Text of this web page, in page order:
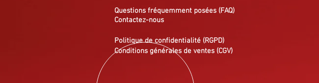
Questions fréquemment posées (FAQ)
Contactez-nous
Politique de confidentialité (RGPD)
Conditions générales de ventes (CGV)